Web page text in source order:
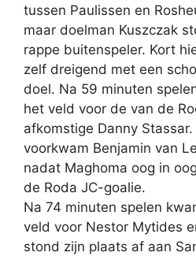
tussen Paulissen en
maar doelman Kuszczak
rappe buitenspeler. Kort
zelf dreigend met een
doel. Na 59 minuten
het veld voor de van de
afkomstige Danny
voorkwam Benjamin van
nadat Maghoma oog in
de Roda JC-goalie.
Na 74 minuten spelen
veld voor Nestor Mytides
stond zijn plaats af aan